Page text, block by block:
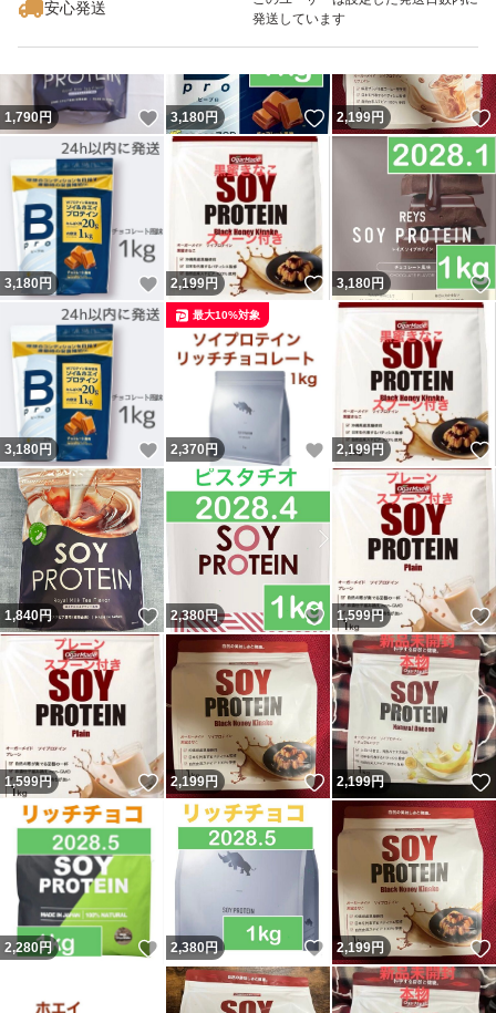
安心発送
発送しています
1,790円 いいね！
3,180円 いいね！
2,199円
3,180円 いいね！
2,199円 いいね！
3,180円
3,180円 いいね！
2,370 円 いいね！
最大10%対象
2,199円
1,840円 いいね！
2,380円 いいね！
1,599円
1,599円 いいね！
2,199円 いいね！
2,199円
2,280円 いいね！
2,380円 いいね！
2,199円